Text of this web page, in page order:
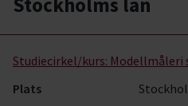
Studiecirkel/kurs: Modellmåleri
Plats